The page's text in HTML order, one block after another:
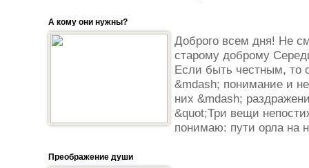
А кому они нужны?
Доброго всем дня! Не
старому доброму
Если быть честным, то
&mdash; понимание и
них &mdash;
&quot;Три вещи
понимаю: пути орла на
Преображение души